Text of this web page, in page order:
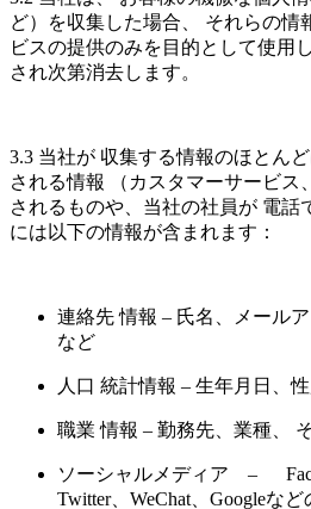
ど）を収集した場合、 それらの情
ビスの提供のみを目的として使用
され次第消去します。
3.3 当社が 収集する情報のほとん
される情報 （カスタマーサービス
されるものや、当社の社員が 電話
には以下の情報が含まれます：
連絡先 情報 – 氏名、メール
など
人口 統計情報 – 生年月日、
職業 情報 – 勤務先、業種、
ソーシャルメディア –
Twitter、WeChat、Googleな